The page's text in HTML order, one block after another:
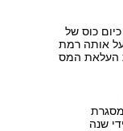
כוס של
שקלים כדי לשמור על אותה רמת
העלאת המס
מיליון שקל מידי שנה